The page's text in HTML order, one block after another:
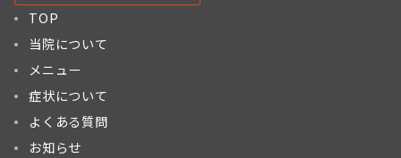
TOP
当院について
メニュー
症状について
よくある質問
お知らせ